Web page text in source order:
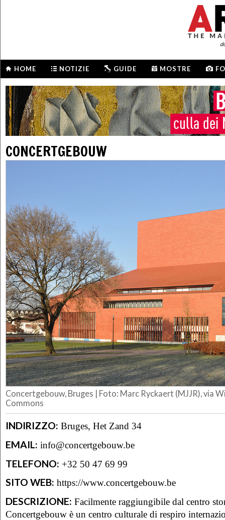
HOME NOTIZIE GUIDE MOSTRE
CONCERTGEBOUW
Concertgebouw, Bruges | Foto: Marc Ryckaert (MJJR), via
Commons
INDIRIZZO: Bruges, Het Zand 34
EMAIL: info@concertgebouw.be
TELEFONO: +32 50 47 69 99
SITO WEB: https://www.concertgebouw.be
DESCRIZIONE: Facilmente raggiungibile dal centro
Concertgebouw è un centro culturale di respiro